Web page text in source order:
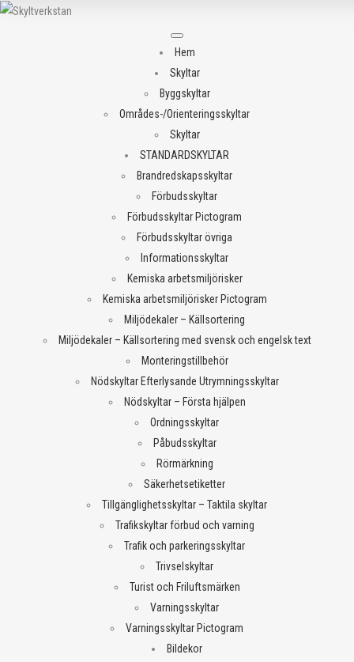
Meny
Hem
Skyltar
Byggskyltar
Områdes-/Orienteringsskyltar
Skyltar
STANDARDSKYLTAR
Brandredskapsskyltar
Förbudsskyltar
Förbudsskyltar Pictogram
Förbudsskyltar övriga
Informationsskyltar
Kemiska arbetsmiljörisker
Kemiska arbetsmiljörisker Pictogram
Miljödekaler – Källsortering
Miljödekaler – Källsortering med svensk och engelsk text
Monteringstillbehör
Nödskyltar Efterlysande Utrymningsskyltar
Nödskyltar – Första hjälpen
Ordningsskyltar
Påbudsskyltar
Rörmärkning
Säkerhetsetiketter
Tillgänglighetsskyltar – Taktila skyltar
Trafikskyltar förbud och varning
Trafik och parkeringsskyltar
Trivselskyltar
Turist och Friluftsmärken
Varningsskyltar
Varningsskyltar Pictogram
Bildekor